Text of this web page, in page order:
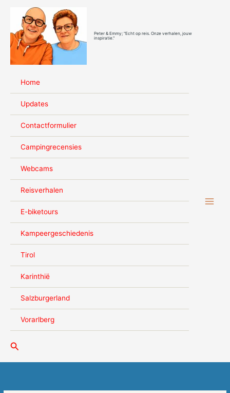
inhoud
Peter & Emmy; "Echt op reis. Onze verhalen, jouw
inspiratie."
Home
Updates
Contactformulier
Campingrecensies
Webcams
Reisverhalen
E-biketours
Kampeergeschiedenis
Tirol
Karinthië
Salzburgerland
Vorarlberg
Zoeken